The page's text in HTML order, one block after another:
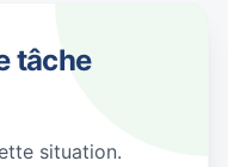
tâche
situation.